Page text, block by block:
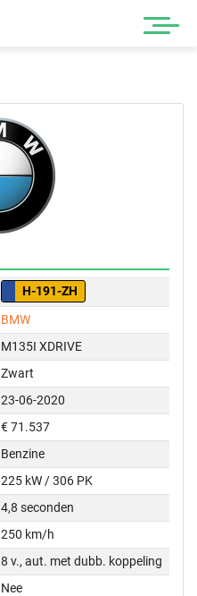
H-191-ZH
BMW
M135I XDRIVE
Zwart
23-06-2020
€ 71.537
Benzine
225 kW / 306 PK
4,8 seconden
250 km/h
8 v., aut. met dubb. koppeling
Nee